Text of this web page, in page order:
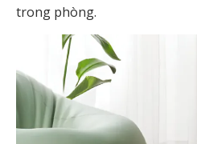
trong phòng.